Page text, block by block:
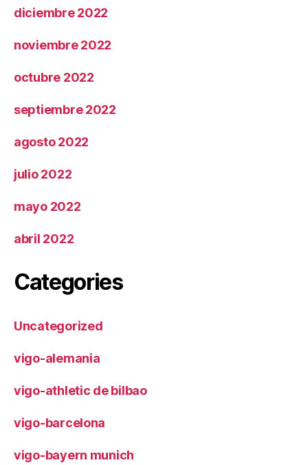
diciembre 2022
noviembre 2022
octubre 2022
septiembre 2022
agosto 2022
julio 2022
mayo 2022
abril 2022
Categories
Uncategorized
vigo-alemania
vigo-athletic de bilbao
vigo-barcelona
vigo-bayern munich